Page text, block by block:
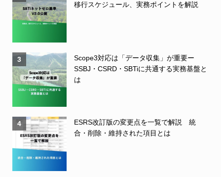
移行スケジュール、実務ポイントを解説
3
Scope3対応は「データ収集」が重要ー
SSBJ・CSRD・SBTiに共通する実務基盤と
は
4
ESRS改訂版の変更点を一覧で解説 統
合・削除・維持された項目とは